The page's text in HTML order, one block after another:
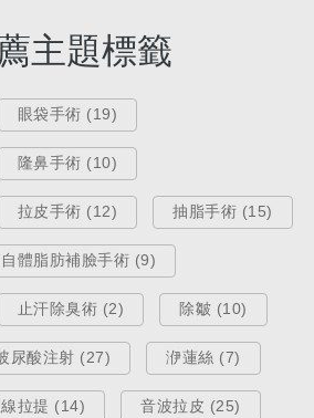
淚溝、眼袋、黑眼圈
主題標籤
眼袋手術 (19)
隆鼻手術 (10)
拉皮手術 (12) 抽脂手術 (15)
自體脂肪補臉手術 (9)
止汗除臭術 (2) 除皺 (10)
尿酸注射 (27) 洢蓮絲 (7)
拉提 (14) 音波拉皮 (25)